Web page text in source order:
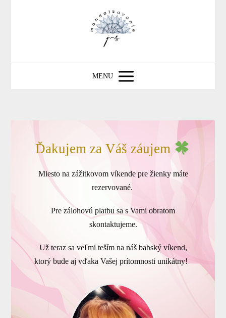
MENU
Ďakujem za Váš záujem
Miesto na zážitkovom víkende pre žienky máte
rezervované.
Pre zálohovú platbu sa s Vami obratom
skontaktujeme.
Už teraz sa veľmi teším na náš babský víkend,
ktorý bude aj vďaka Vašej prítomnosti unikátny!